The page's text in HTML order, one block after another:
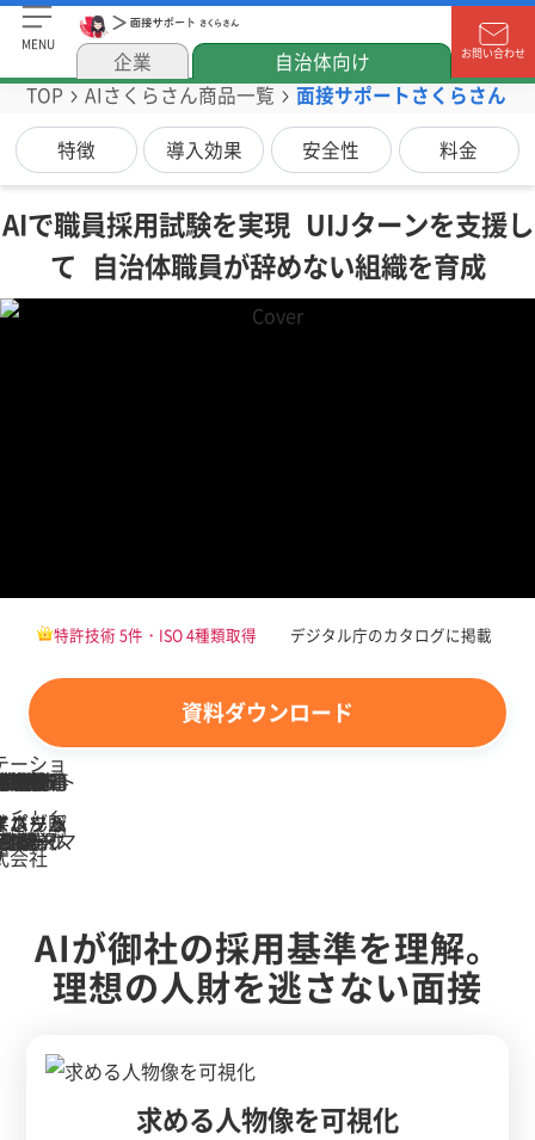
MENU
企業 自治体向け お問い合わせ
TOP AIさくらさん商品一覧
面接サポートさくらさん
特徴
導入効果 安全性 料金
資料ダウンロード
AIで職員採用試験を実現 UIJターンを支援し
て 自治体職員が辞めない組織を育成
特許技術 5件・ISO 4種類取得 デジタル庁のカタログに掲載
AIが御社の採用基準を理解。
理想の人財を逃さない面接
求める人物像を可視化